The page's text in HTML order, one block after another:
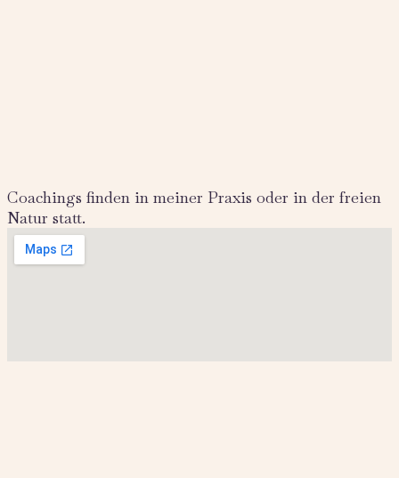
Coachings finden in meiner Praxis oder in der freien
Natur statt.